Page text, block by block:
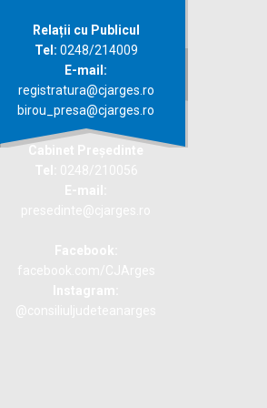
Relații cu Publicul
Tel: 0248/214009
E-mail:
registratura@cjarges.ro
birou_presa@cjarges.ro